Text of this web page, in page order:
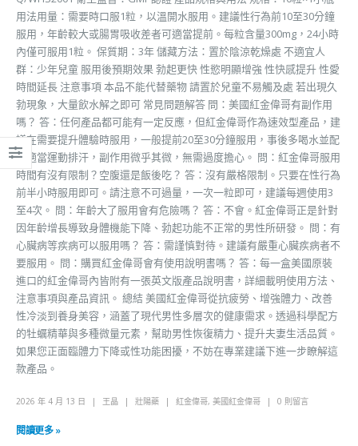
用法用量：需要時口服1粒，以溫開水服用。建議性行為前10至30分鐘
服用，年齡較大或腸胃吸收差者可適當提前。每粒含量300mg，24小時
內僅可服用1粒。 保質期：3年 儲藏方法：置於陰涼乾燥處 不適宜人
群：少年兒童 服用後預期效果 勃起更快 性慾明顯增強 性快感提升 性愛
時間延長 注意事項 本品不能代替藥物 請置於兒童不易觸及處 若出現久
勃現象，大量飲水解之即可 常見問題解答 問：美國紅金偉哥有副作用
嗎？ 答：任何產品都可能有一定反應，但紅金偉哥作為速效型產品，建
議在需要提升體驗時服用，一般提前20至30分鐘服用，事後多喝水並配
合適當運動排汗，副作用微乎其微，無需過度擔心。 問：紅金偉哥服用
時間有沒有限制？空腹還是飯後吃？ 答：沒有嚴格限制。只要在性行為
前半小時服用即可。請注意不可過量，一次一粒即可，建議每週使用3
至4次。 問：年齡大了服用會有危險嗎？ 答：不會。紅金偉哥正是針對
因年齡增長導致身體機能下降、勃起功能不正常的男性所研發。 問：有
心臟病等疾病可以服用嗎？ 答：需謹慎對待。建議有嚴重心臟疾病者不
要服用。 問：購買紅金偉哥會有使用說明書嗎？ 答：每一盒美國原裝
進口的紅金偉哥內皆附有一張英文版產品說明書，詳細載明使用方法、
注意事項與產品資訊。 總結 美國紅金偉哥從抗疲勞、增強體力、改善
性冷淡到養身美容，涵蓋了現代男性多層次的健康需求。透過科學配方
的牡蠣精華與多種微量元素，幫助男性恢復精力、提升夫妻生活品質。
如果您正面臨體力下降或性功能困擾，不妨在專業建議下進一步瞭解這
款產品。
2026 年 4 月 13 日 王晶 壯陽藥 紅金偉哥, 美國紅金偉哥 0 則留言
閱讀更多 »